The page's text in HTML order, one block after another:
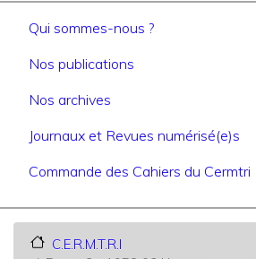
Navigation
Qui sommes-nous ?
Nos publications
Nos archives
Journaux et Revues numérisé(e)s
Commande des Cahiers du Cermtri
C.E.R.M.T.R.I